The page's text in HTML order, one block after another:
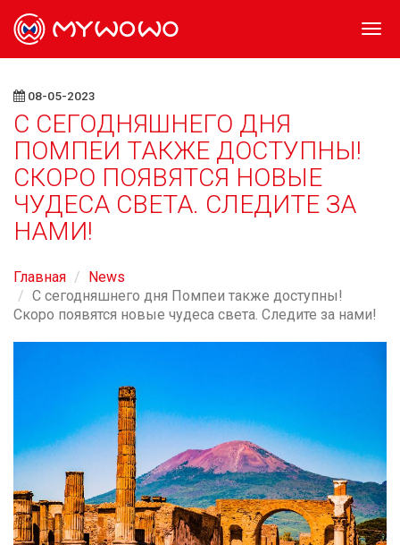
08-05-2023
С СЕГОДНЯШНЕГО ДНЯ
ПОМПЕИ ТАКЖЕ ДОСТУПНЫ!
СКОРО ПОЯВЯТСЯ НОВЫЕ
ЧУДЕСА СВЕТА. СЛЕДИТЕ ЗА
НАМИ!
Главная
News
С сегодняшнего дня Помпеи также доступны!
Скоро появятся новые чудеса света. Следите за нами!